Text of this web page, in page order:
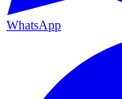
WhatsApp